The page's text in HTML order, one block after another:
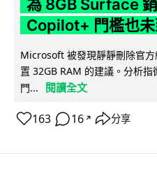
為 8GB Surface
Copilot+ 門檻也未
Microsoft 被發現靜靜刪除官
置 32GB RAM 的建議。分析
門...
閱讀全文
163 16 ↗ 分享